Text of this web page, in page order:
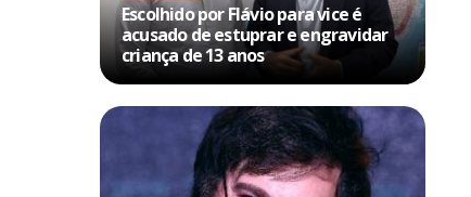
Escolhido por Flávio para vice é
acusado de estuprar e engravidar
criança de 13 anos